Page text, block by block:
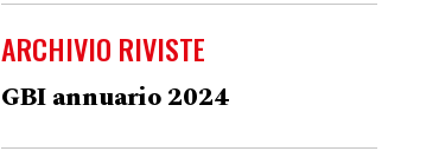
ARCHIVIO RIVISTE
GBI annuario 2024